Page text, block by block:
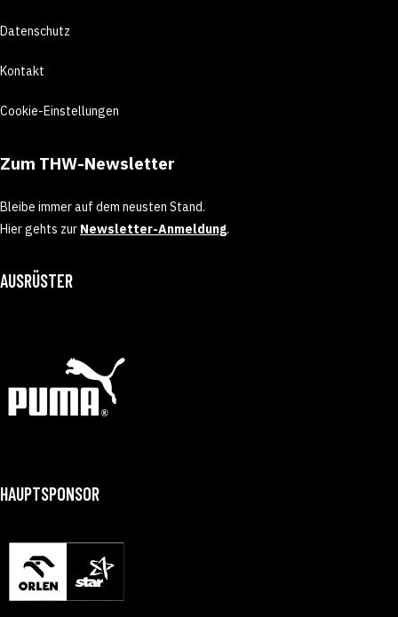
Datenschutz
Kontakt
Cookie-Einstellungen
Zum THW-Newsletter
Bleibe immer auf dem neusten Stand.
Hier gehts zur Newsletter-Anmeldung.
AUSRÜSTER
HAUPTSPONSOR